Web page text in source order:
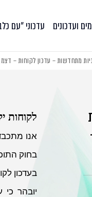
ועדכונים עדכוני ״עם
מתחדשות – עדכון לקוחות – דצמבר
לקוחות
אנו
בחוק
בעדכון
יובהר